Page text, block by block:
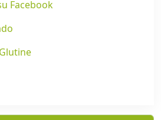
Facebook